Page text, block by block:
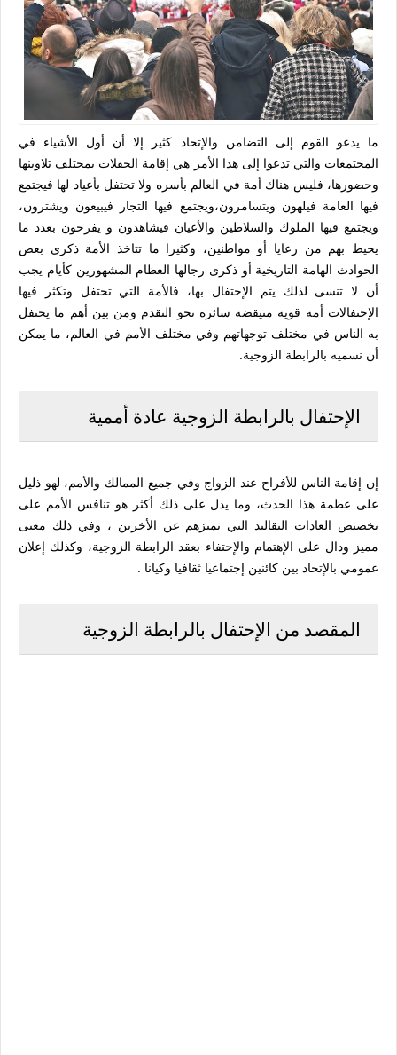
ما يدعو القوم إلى التضامن والإتحاد كثير إلا أن أول الأشياء في
المجتمعات والتي تدعوا إلى هذا الأمر هي إقامة الحفلات بمختلف تلاوينها
وحضورها، فليس هناك أمة في العالم بأسره ولا تحتفل بأعياد لها فيجتمع
فيها العامة فيلهون ويتسامرون،ويجتمع فيها التجار فيبيعون ويشترون،
ويجتمع فيها الملوك والسلاطين والأعيان فيشاهدون و يفرحون بعدد ما
يحيط بهم من رعايا أو مواطنين، وكثيرا ما تتاخذ الأمة ذكرى بعض
الحوادث الهامة التاريخية أو ذكرى رجالها العظام المشهورين كأيام يجب
أن لا تنسى لذلك يتم الإحتفال بها، فالأمة التي تحتفل وتكثر فيها
الإحتفالات أمة قوية متيقضة سائرة نحو التقدم ومن بين أهم ما يحتفل
به الناس في مختلف توجهاتهم وفي مختلف الأمم في العالم، ما يمكن
أن نسميه بالرابطة الزوجية.
الإحتفال بالرابطة الزوجية عادة أممية
إن إقامة الناس للأفراح عند الزواج وفي جميع الممالك والأمم، لهو ذليل
على عظمة هذا الحدث، وما يدل على ذلك أكثر هو تنافس الأمم على
تخصيص العادات التقاليد التي تميزهم عن الأخرين ، وفي ذلك معنى
مميز ودال على الإهتمام والإحتفاء بعقد الرابطة الزوجية، وكذلك إعلان
عمومي بالإتحاد بين كائنين إجتماعيا ثقافيا وكيانا .
المقصد من الإحتفال بالرابطة الزوجية